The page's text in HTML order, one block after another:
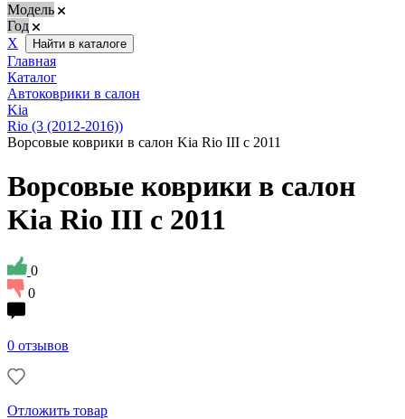
Модель
Год
Х
Найти в каталоге
Главная
Каталог
Автоковрики в салон
Kia
Rio (3 (2012-2016))
Ворсовые коврики в салон Kia Rio III с 2011
Ворсовые коврики в салон
Kia Rio III с 2011
0
0
0 отзывов
Отложить товар